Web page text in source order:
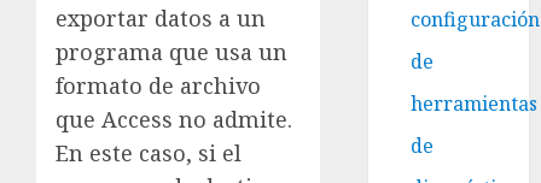
exportar datos a un
programa que usa un
formato de archivo
que Access no admite.
En este caso, si el
configuración
de
herramientas
de